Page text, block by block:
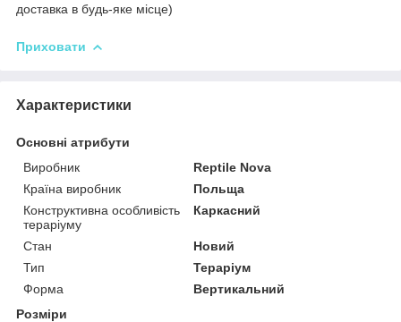
доставка в будь-яке місце)
Приховати
Характеристики
Основні атрибути
Виробник
Reptile Nova
Країна виробник
Польща
Конструктивна особливість
тераріуму
Каркасний
Стан
Новий
Тип
Тераріум
Форма
Вертикальний
Розміри